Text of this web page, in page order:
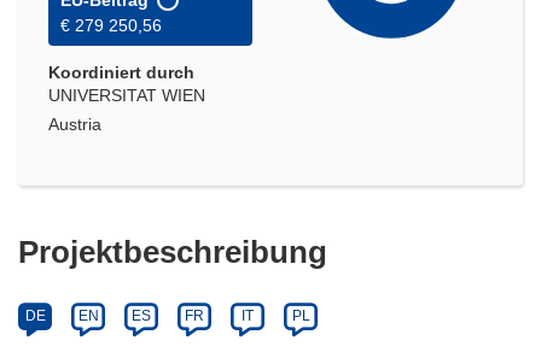
€ 279 250,56
Koordiniert durch
UNIVERSITAT WIEN
Austria
Projektbeschreibung
DE EN ES FR IT PL